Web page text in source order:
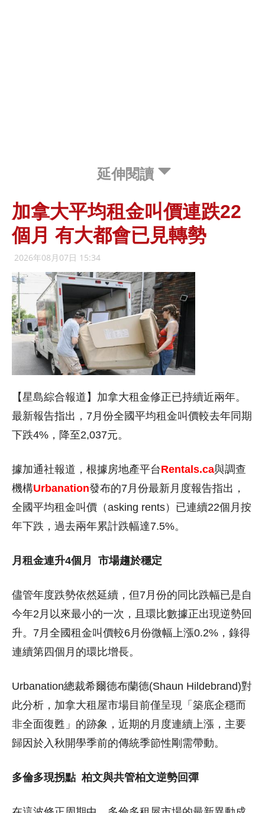
延伸閱讀
加拿大平均租金叫價連跌22
個月 有大都會已見轉勢
2026年08月07日 15:34
【星島綜合報道】加拿大租金修正已持續近兩年。
最新報告指出，7月份全國平均租金叫價較去年同期
下跌4%，降至2,037元。
據加通社報道，根據房地產平台Rentals.ca與調查
機構Urbanation發布的7月份最新月度報告指出，
全國平均租金叫價（asking rents）已連續22個月按
年下跌，過去兩年累計跌幅達7.5%。
月租金連升4個月 市場趨於穩定
儘管年度跌勢依然延續，但7月份的同比跌幅已是自
今年2月以來最小的一次，且環比數據正出現逆勢回
升。7月全國租金叫價較6月份微幅上漲0.2%，錄得
連續第四個月的環比增長。
Urbanation總裁希爾德布蘭德(Shaun Hildebrand)對
此分析，加拿大租屋市場目前僅呈現「築底企穩而
非全面復甦」的跡象，近期的月度連續上漲，主要
歸因於入秋開學季前的傳統季節性剛需帶動。
多倫多現拐點 柏文與共管柏文逆勢回彈